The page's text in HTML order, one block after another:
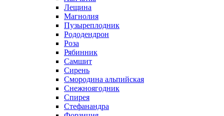
Лещина
Магнолия
Пузыреплодник
Рододендрон
Роза
Рябинник
Самшит
Сирень
Смородина альпийская
Снежноягодник
Спирея
Стефанандра